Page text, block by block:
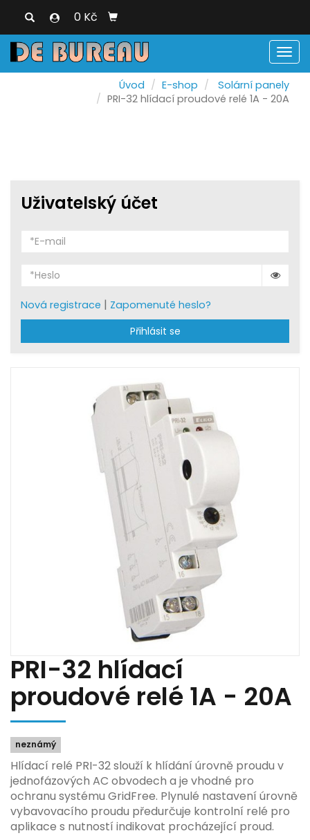
0 Kč
Úvod E-shop
Solární panely
PRI-32 hlídací proudové relé 1A - 20A
Uživatelský účet
Nová registrace | Zapomenuté heslo?
Přihlásit se
PRI-32 hlídací
proudové relé 1A - 20A
neznámý
Hlídací relé PRI-32 slouží k hlídání úrovně proudu v
jednofázových AC obvodech a je vhodné pro
ochranu systému GridFree. Plynulé nastavení úrovně
vybavovacího proudu předurčuje kontrolní relé pro
aplikace s nutností indikovat procházející proud.